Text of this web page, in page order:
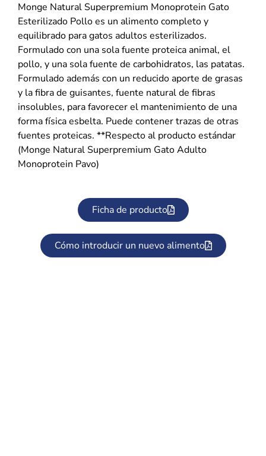
Monge Natural Superpremium Monoprotein Gato
Esterilizado Pollo es un alimento completo y
equilibrado para gatos adultos esterilizados.
Formulado con una sola fuente proteica animal, el
pollo, y una sola fuente de carbohidratos, las patatas.
Formulado además con un reducido aporte de grasas
y la fibra de guisantes, fuente natural de fibras
insolubles, para favorecer el mantenimiento de una
forma física esbelta. Puede contener trazas de otras
fuentes proteicas. **Respecto al producto estándar
(Monge Natural Superpremium Gato Adulto
Monoprotein Pavo)
Ficha de producto
Cómo introducir un nuevo alimento